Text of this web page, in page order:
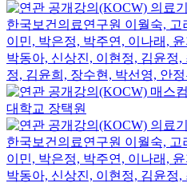
의료
한국보건의료연구원 이월숙,
이민, 박은정, 박주연, 이나래,
박동아, 신상진, 이현정, 김윤정
정, 김윤희, 장수현, 박선영, 안정
매스
대학교 장택원
의료
한국보건의료연구원 이월숙,
이민, 박은정, 박주연, 이나래,
박동아, 신상진, 이현정, 김윤정